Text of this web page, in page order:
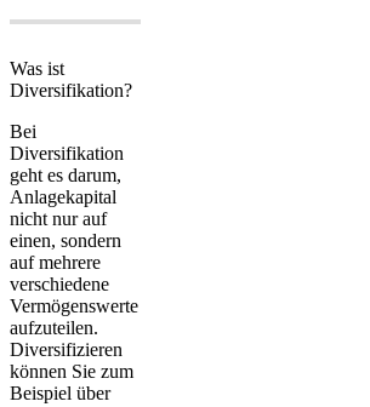
Was ist
Diversifikation?
Bei
Diversifikation
geht es darum,
Anlagekapital
nicht nur auf
einen, sondern
auf mehrere
verschiedene
Vermögenswerte
aufzuteilen.
Diversifizieren
können Sie zum
Beispiel über